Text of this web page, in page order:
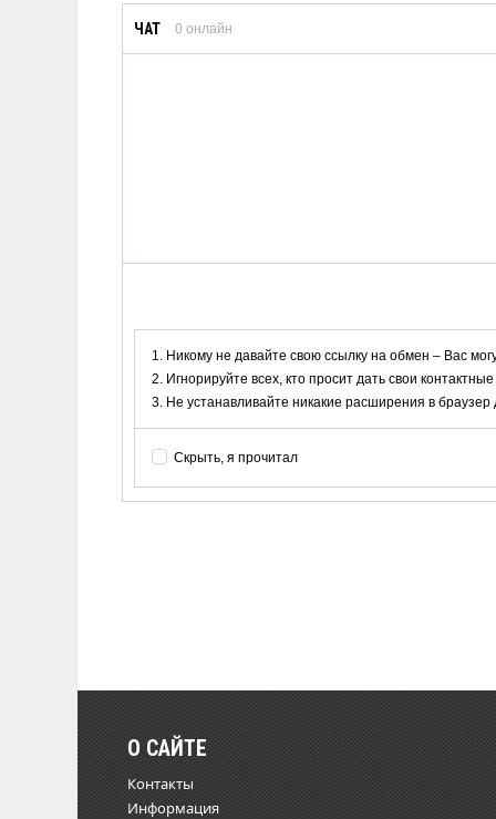
ЧАТ 0 онлайн
Никому не давайте свою ссылку на обмен – Вас
Игнорируйте всех, кто просит дать свои
Не устанавливайте никакие расширения в
Скрыть, я прочитал
О САЙТЕ
Контакты
Информация